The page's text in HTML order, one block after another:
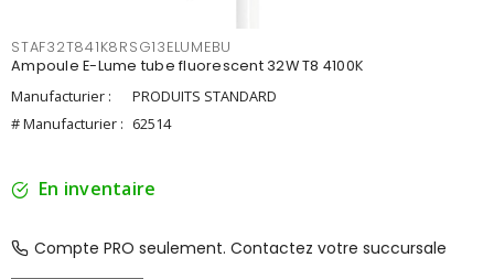
STAF32T841K8RSG13ELUMEBU
Ampoule E-Lume tube fluorescent 32W T8 4100K
Manufacturier :
PRODUITS STANDARD
# Manufacturier : 62514
En inventaire
Compte PRO seulement. Contactez votre succursale